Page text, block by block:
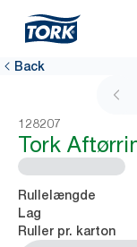
Back
128207
Tork
Rullelængde
Lag
Ruller pr. karton